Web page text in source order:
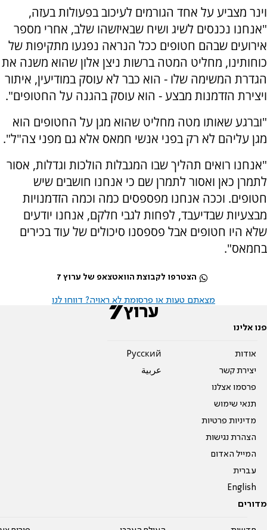
וינר מצביע על אחד הגורמים לעיכוב בפעולות בעזה,
"אנחנו נכנסים לשיג ושיח שבאיזשהו שלב, אחרי מספר
אירועים שבהם חטופים ככל הנראה נפגעו מתקיפות של
כוחותינו, מחליט המטה ברשות ניצן אלון שהוא משנה את
הגדרת המשימה שלו - הוא כבר לא עוסק במודיעין, איתור
ויצירת הזדמנות מבצע - הוא עוסק בהגנה על החטופים".
"וברגע שאותו מטה מחליט שהוא מגן על החטופים הוא
מגן עליהם לא רק בפני אנשי חמאס אלא גם מפני צה"ל".
"אנחנו רואים תהליך שבו המגבלות הולכות וגדלות, אסור
לתמרן כאן ואסור לתמרן שם כי אנחנו חושבים שיש
חטופים. וככה אנחנו מפספסים כמה וכמה הזדמנויות
מבצעיות שבדיעבד, לפחות לגבי חלקם, אנחנו יודעים
שלא היו חטופים אבל פספסנו סיכולים של עוד בכירים
בחמאס".
הצטרפו לקבוצת הוואטצאפ של ערוץ 7
מצאתם טעות או פרסומת לא ראויה? דווחו לנו
פנו אלינו
אודות
יצירת קשר
פרסמו אצלנו
תנאי שימוש
מדיניות פרטיות
הצהרת נגישות
המייל האדום
עברית
English
Pусский
عربية
מדורים